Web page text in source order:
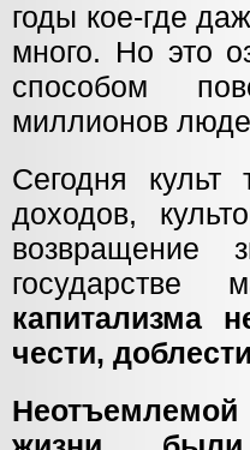
годы кое-где
много. Но это
способом
миллионов
Сегодня культ
доходов,
возвращение
капитализма
чести,